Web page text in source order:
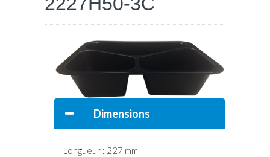
DEVIS
Dimensions
Longueur : 227 mm